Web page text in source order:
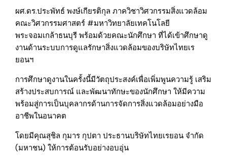
ผศ.ดร.ประพัทธ์ พงษ์เกียรติกุล ภาควิชาวิศวกรรมสิ่งแวดล้อม
คณะวิศวกรรมศาสตร์ #มหาวิทยาลัยเทคโนโลยี
พระจอมเกล้าธนบุรี พร้อมด้วยคณะนักศึกษา ที่ได้เข้าศึกษาดู
งานด้านระบบการดูแลรักษาสิ่งแวดล้อมของบริษัทไทยเร
ยอนฯ
การศึกษาดูงานในครั้งนี้มีวัตถุประสงค์เพื่อเพิ่มพูนความรู้ เสริม
สร้างประสบการณ์ และพัฒนาทักษะของนักศึกษา ให้มีความ
พร้อมสู่การเป็นบุคลากรด้านการจัดการสิ่งแวดล้อมอย่างมือ
อาชีพในอนาคต
โดยมีคุณสุชิล กุมาร กุปตา ประธานบริษัทไทยเรยอน จำกัด
(มหาชน) ให้การต้อนรับอย่างอบอุ่น